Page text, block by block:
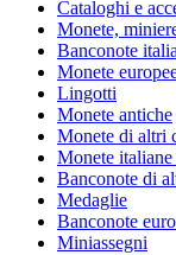
Cataloghi e
Monete,
Banconote
Monete
Lingotti
Monete antiche
Monete di altri
Monete
Banconote di
Medaglie
Banconote
Miniassegni